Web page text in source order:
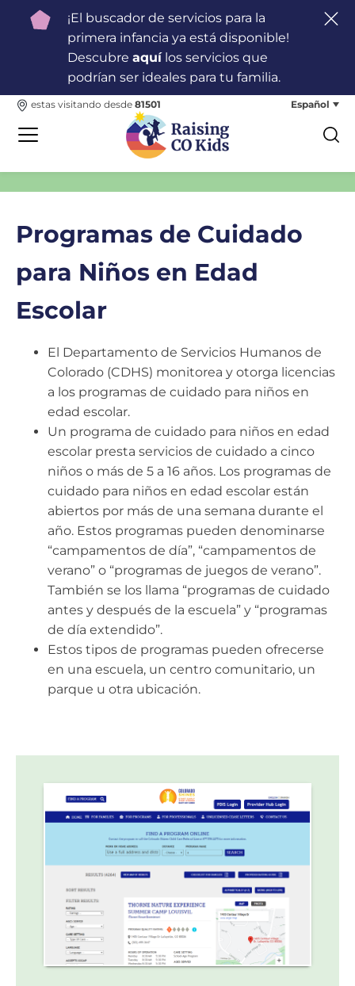
¡El buscador de servicios para la
primera infancia ya está disponible!
Descubre aquílos servicios que
podrían ser ideales para tu familia.
estas visitando desde 81501 Español
Programas de Cuidado
para Niños en Edad
Escolar
El Departamento de Servicios Humanos de
Colorado (CDHS) monitorea y otorga licencias
a los programas de cuidado para niños en
edad escolar.
Un programa de cuidado para niños en edad
escolar presta servicios de cuidado a cinco
niños o más de 5 a 16 años. Los programas de
cuidado para niños en edad escolar están
abiertos por más de una semana durante el
año. Estos programas pueden denominarse
“campamentos de día”, “campamentos de
verano” o “programas de juegos de verano”.
También se los llama “programas de cuidado
antes y después de la escuela” y “programas
de día extendido”.
Estos tipos de programas pueden ofrecerse
en una escuela, un centro comunitario, un
parque u otra ubicación.